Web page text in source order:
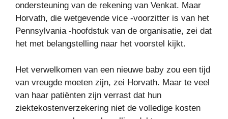
ondersteuning van de rekening van Venkat. Maar
Horvath, die wetgevende vice -voorzitter is van het
Pennsylvania -hoofdstuk van de organisatie, zei dat
het met belangstelling naar het voorstel kijkt.
Het verwelkomen van een nieuwe baby zou een tijd
van vreugde moeten zijn, zei Horvath. Maar te veel
van haar patiënten zijn verrast dat hun
ziektekostenverzekering niet de volledige kosten